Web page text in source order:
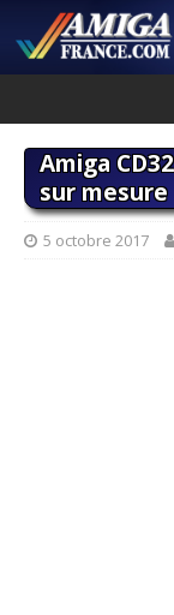
Amiga
sur mesure
5 octobre 2017